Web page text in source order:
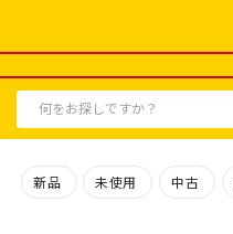
新品 未使用 中古